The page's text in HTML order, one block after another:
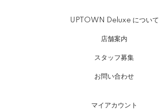
UPTOWN Deluxe について
店舗案内
スタッフ募集
お問い合わせ
マイアカウント